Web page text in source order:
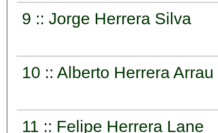
9 :: Jorge Herrera Silva
10 :: Alberto Herrera Arrau
11 :: Felipe Herrera Lane